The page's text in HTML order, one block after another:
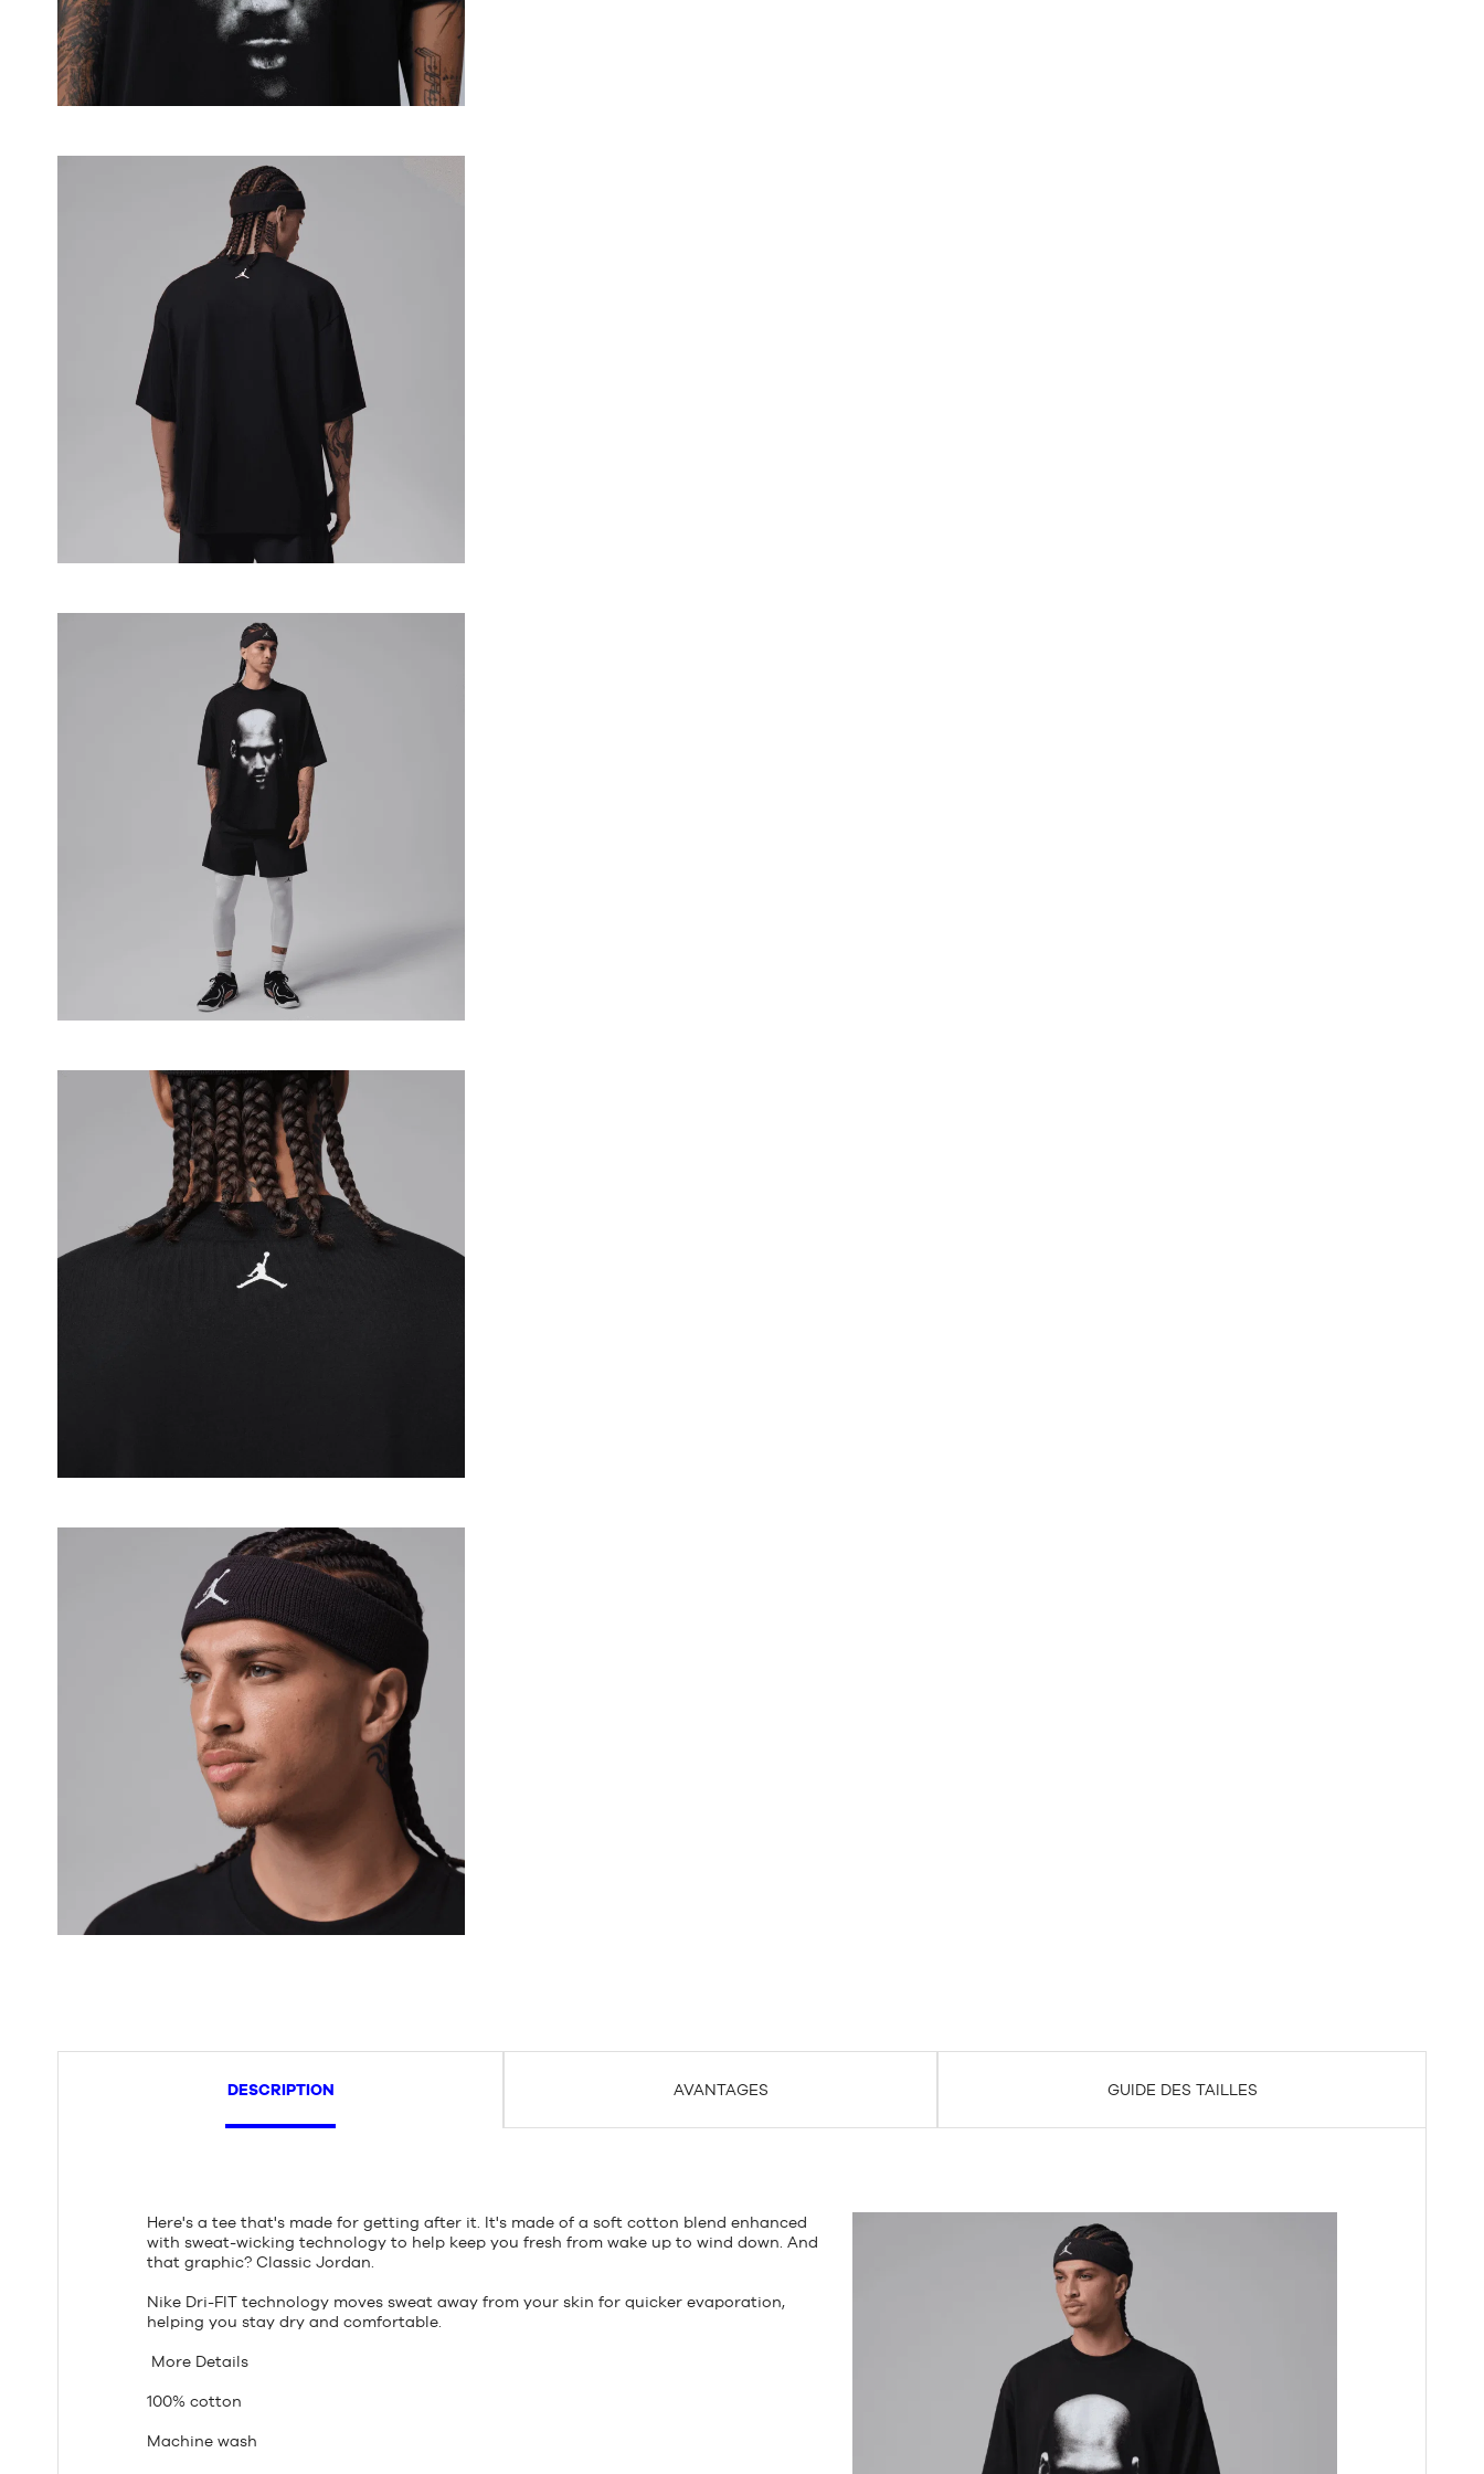
DESCRIPTION
Here's a tee that's made for getting after it. It's made of a soft cotton blend enhanced
with sweat-wicking technology to help keep you fresh from wake up to wind down. And
that graphic? Classic Jordan.
Nike Dri-FIT technology moves sweat away from your skin for quicker evaporation,
helping you stay dry and comfortable.
More Details
100% cotton
Machine wash
AVANTAGES GUIDE DES TAILLES